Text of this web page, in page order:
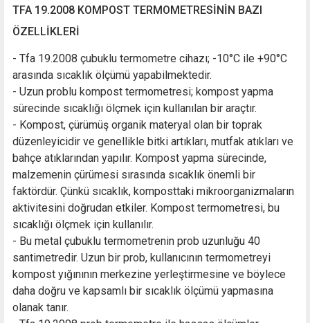
TFA 19.2008 KOMPOST TERMOMETRESİNİN BAZI
ÖZELLİKLERİ
- Tfa 19.2008 çubuklu termometre cihazı; -10°C ile +90°C
arasında sıcaklık ölçümü yapabilmektedir.
- Uzun problu kompost termometresi; kompost yapma
sürecinde sıcaklığı ölçmek için kullanılan bir araçtır.
- Kompost, çürümüş organik materyal olan bir toprak
düzenleyicidir ve genellikle bitki artıkları, mutfak atıkları ve
bahçe atıklarından yapılır. Kompost yapma sürecinde,
malzemenin çürümesi sırasında sıcaklık önemli bir
faktördür. Çünkü sıcaklık, komposttaki mikroorganizmaların
aktivitesini doğrudan etkiler. Kompost termometresi, bu
sıcaklığı ölçmek için kullanılır.
- Bu metal çubuklu termometrenin prob uzunluğu 40
santimetredir. Uzun bir prob, kullanıcının termometreyi
kompost yığınının merkezine yerleştirmesine ve böylece
daha doğru ve kapsamlı bir sıcaklık ölçümü yapmasına
olanak tanır.